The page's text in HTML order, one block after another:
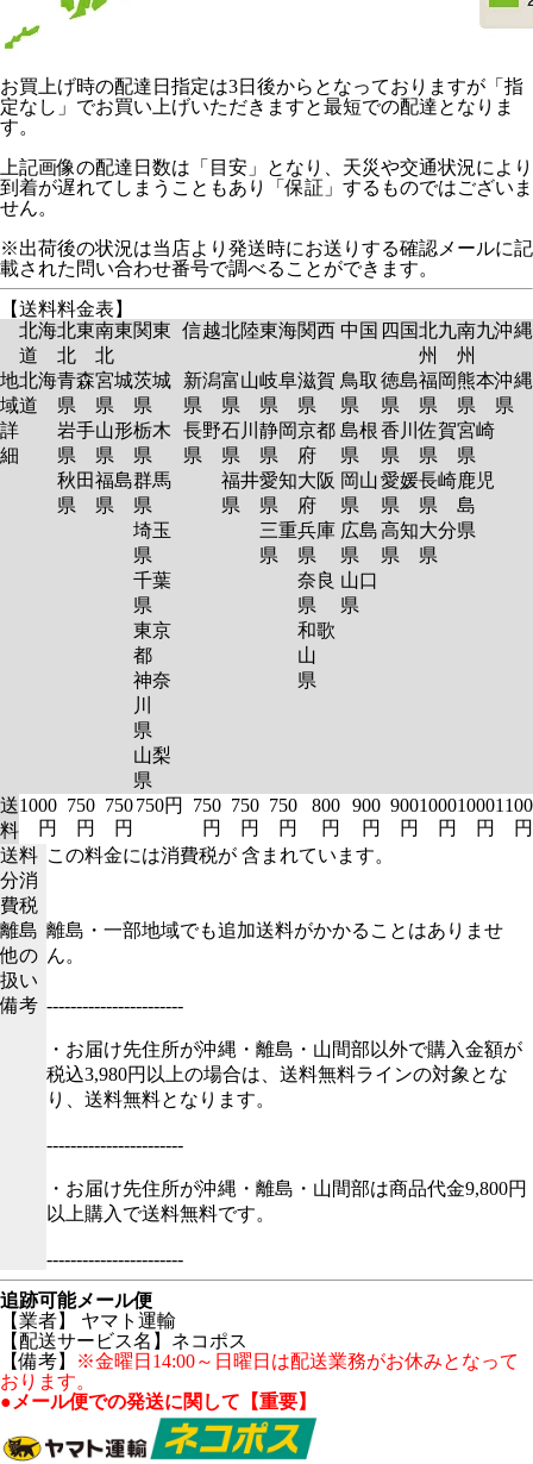
お買上げ時の配達日指定は3日後からとなっておりますが「指
定なし」でお買い上げいただきますと最短での配達となりま
す。
上記画像の配達日数は「目安」となり、天災や交通状況により
到着が遅れてしまうこともあり「保証」するものではございま
せん。
※出荷後の状況は当店より発送時にお送りする確認メールに記
載された問い合わせ番号で調べることができます。
【送料料金表】
北海
道
北東
北
南東
北
関東 信越北陸東海関西 中国 四国北九
州
南九
州
沖縄
地
域
詳
細
北海
道
青森
県
岩手
県
秋田
県
宮城
県
山形
県
福島
県
茨城
県
栃木
県
群馬
県
埼玉
県
千葉
県
東京
都
神奈
川
県
山梨
県
新潟
県
長野
県
富山
県
石川
県
福井
県
岐阜
県
静岡
県
愛知
県
三重
県
滋賀
県
京都
府
大阪
府
兵庫
県
奈良
県
和歌
山
県
鳥取
県
島根
県
岡山
県
広島
県
山口
県
徳島
県
香川
県
愛媛
県
高知
県
福岡
県
佐賀
県
長崎
県
大分
県
熊本
県
宮崎
県
鹿児
島
県
沖縄
県
送
料
1000
円
750
円
750
円
750円
750
円
750
円
750
円
800
円
900
円
900
円
1000
円
1000
円
1100
円
送料
分消
費税
この料金には消費税が 含まれています。
離島
他の
扱い
離島・一部地域でも追加送料がかかることはありませ
ん。
備考 -----------------------
・お届け先住所が沖縄・離島・山間部以外で購入金額が
税込3,980円以上の場合は、送料無料ラインの対象とな
り、送料無料となります。
-----------------------
・お届け先住所が沖縄・離島・山間部は商品代金9,800円
以上購入で送料無料です。
-----------------------
追跡可能メール便
【業者】 ヤマト運輸
【配送サービス名】ネコポス
【備考】
※金曜日14:00～日曜日は配送業務がお休みとなって
おります。
●メール便での発送に関して【重要】